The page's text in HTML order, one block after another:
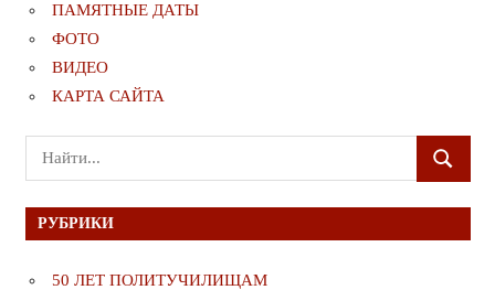
ПАМЯТНЫЕ ДАТЫ
ФОТО
ВИДЕО
КАРТА САЙТА
Поиск
для:
ПОИСК
РУБРИКИ
50 ЛЕТ ПОЛИТУЧИЛИЩАМ